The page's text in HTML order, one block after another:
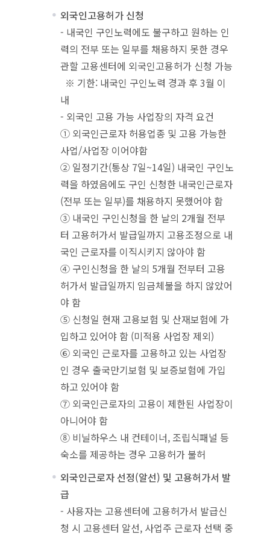
외국인고용허가 신청
- 내국인 구인노력에도 불구하고 원하는 인
력의 전부 또는 일부를 채용하지 못한 경우
관할 고용센터에 외국인고용허가 신청 가능
※ 기한: 내국인 구인노력 경과 후 3월 이
내
- 외국인 고용 가능 사업장의 자격 요건
① 외국인근로자 허용업종 및 고용 가능한
사업/사업장 이어야함
② 일정기간(통상 7일~14일) 내국인 구인노
력을 하였음에도 구인 신청한 내국인근로자
(전부 또는 일부)를 채용하지 못했어야 함
③ 내국인 구인신청을 한 날의 2개월 전부
터 고용허가서 발급일까지 고용조정으로 내
국인 근로자를 이직시키지 않아야 함
④ 구인신청을 한 날의 5개월 전부터 고용
허가서 발급일까지 임금체불을 하지 않았어
야 함
⑤ 신청일 현재 고용보험 및 산재보험에 가
입하고 있어야 함 (미적용 사업장 제외)
⑥ 외국인 근로자를 고용하고 있는 사업장
인 경우 출국만기보험 및 보증보험에 가입
하고 있어야 함
⑦ 외국인근로자의 고용이 제한된 사업장이
아니어야 함
⑧ 비닐하우스 내 컨테이너, 조립식패널 등
숙소를 제공하는 경우 고용허가 불허
외국인근로자 선정(알선) 및 고용허가서 발
급
- 사용자는 고용센터에 고용허가서 발급신
청 시 고용센터 알선, 사업주 근로자 선택 중